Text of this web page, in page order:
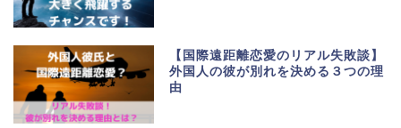
【国際遠距離恋愛のリアル失敗談】
外国人の彼が別れを決める３つの理
由